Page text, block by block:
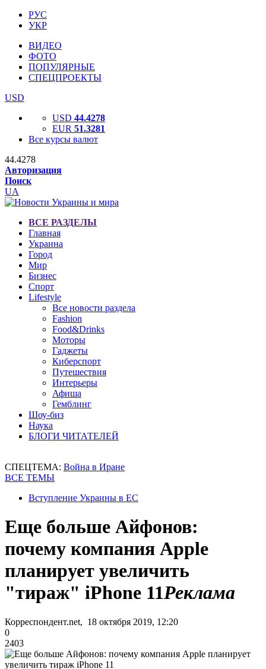
РУС
УКР
ВИДЕО
ФОТО
ПОПУЛЯРНЫЕ
СПЕЦПРОЕКТЫ
USD
USD 44.4278
EUR 51.3281
Все курсы валют
44.4278
Авторизация
Поиск
UA
ВСЕ РАЗДЕЛЫ
Главная
Украина
Город
Мир
Бизнес
Спорт
Lifestyle
Все новости раздела
Fashion
Food&Drinks
Моторы
Гаджеты
Киберспорт
Путешествия
Интерьеры
Афиша
Гемблинг
Шоу-биз
Наука
БЛОГИ ЧИТАТЕЛЕЙ
СПЕЦТЕМА: Война в Иране
ВСЕ ТЕМЫ
Вступление Украины в ЕС
Еще больше Айфонов:
почему компания Apple
планирует увеличить
"тираж" iPhone 11Реклама
Корреспондент.net, 18 октября 2019, 12:20
0
2403